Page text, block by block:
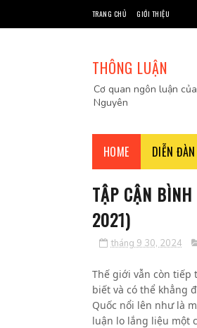
TRANG CHỦ GIỚI THIỆU
THÔNG LUẬN
Cơ quan ngôn luận
Nguyên
HOME DIỄN ĐÀN
TẬP CẬN
2021)
tháng 9 30, 2024
Thế giới vẫn còn tiếp
biết và có thể khẳng
Quốc nổi lên như là
luận lo lắng liệu một